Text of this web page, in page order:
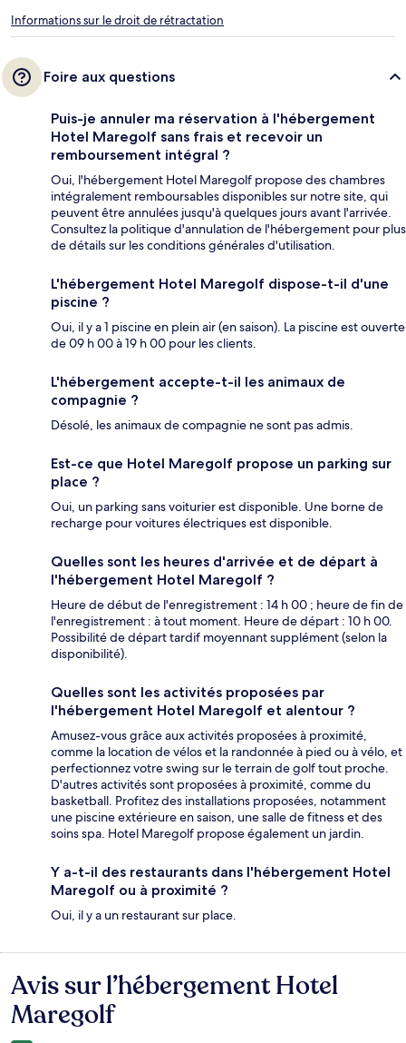
Informations sur le droit de rétractation
Foire aux questions
Puis-je annuler ma réservation à l'hébergement
Hotel Maregolf sans frais et recevoir un
remboursement intégral ?
Oui, l'hébergement Hotel Maregolf propose des chambres
intégralement remboursables disponibles sur notre site, qui
peuvent être annulées jusqu'à quelques jours avant l'arrivée.
Consultez la politique d'annulation de l'hébergement pour plus
de détails sur les conditions générales d'utilisation.
L'hébergement Hotel Maregolf dispose-t-il d'une
piscine ?
Oui, il y a 1 piscine en plein air (en saison). La piscine est ouverte
de 09 h 00 à 19 h 00 pour les clients.
L'hébergement accepte-t-il les animaux de
compagnie ?
Désolé, les animaux de compagnie ne sont pas admis.
Est-ce que Hotel Maregolf propose un parking sur
place ?
Oui, un parking sans voiturier est disponible. Une borne de
recharge pour voitures électriques est disponible.
Quelles sont les heures d'arrivée et de départ à
l'hébergement Hotel Maregolf ?
Heure de début de l'enregistrement : 14 h 00 ; heure de fin de
l'enregistrement : à tout moment. Heure de départ : 10 h 00.
Possibilité de départ tardif moyennant supplément (selon la
disponibilité).
Quelles sont les activités proposées par
l'hébergement Hotel Maregolf et alentour ?
Amusez-vous grâce aux activités proposées à proximité,
comme la location de vélos et la randonnée à pied ou à vélo, et
perfectionnez votre swing sur le terrain de golf tout proche.
D'autres activités sont proposées à proximité, comme du
basketball. Profitez des installations proposées, notamment
une piscine extérieure en saison, une salle de fitness et des
soins spa. Hotel Maregolf propose également un jardin.
Y a-t-il des restaurants dans l'hébergement Hotel
Maregolf ou à proximité ?
Oui, il y a un restaurant sur place.
Avis
Avis sur l’hébergement Hotel
Maregolf